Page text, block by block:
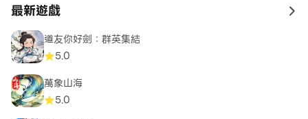
最新遊戲 to
道友你好劍：群英集結
5.0
萬象山海
5.0